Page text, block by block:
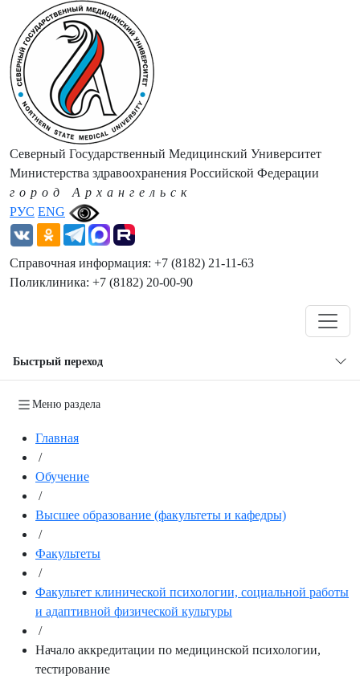
РУС ENG
Северный Государственный Медицинский Университет
Министерства здравоохранения Российской Федерации
город Архангельск
Справочная информация: +7 (8182) 21-11-63
Поликлиника: +7 (8182) 20-00-90
Быстрый переход
Меню раздела
Главная
/
Обучение
/
Высшее образование (факультеты и кафедры)
/
Факультеты
/
Факультет клинической психологии, социальной работы
и адаптивной физической культуры
/
Начало аккредитации по медицинской психологии,
тестирование